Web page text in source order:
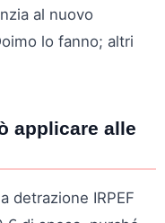
al nuovo
lo fanno; altri
applicare alle
detrazione IRPEF